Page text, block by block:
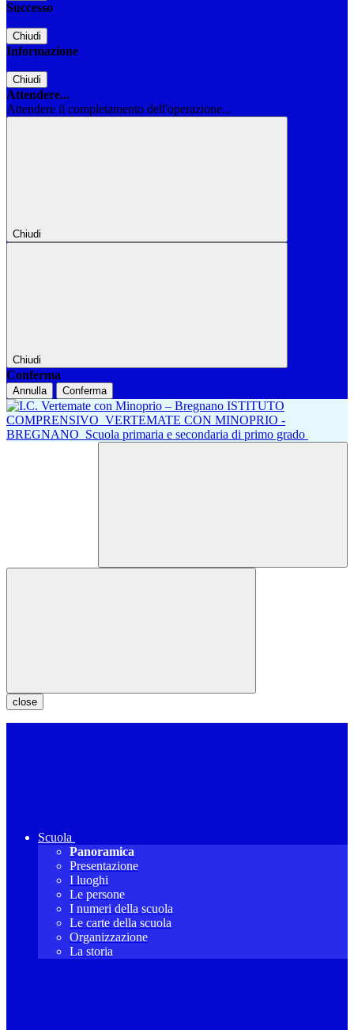
Successo
Chiudi
Informazione
Chiudi
Attendere...
Attendere il completamento dell'operazione...
Chiudi
Chiudi
Conferma
Annulla Conferma
ISTITUTO
COMPRENSIVO VERTEMATE CON MINOPRIO -
BREGNANO Scuola primaria e secondaria di primo grado
close
Scuola
Panoramica
Presentazione
I luoghi
Le persone
I numeri della scuola
Le carte della scuola
Organizzazione
La storia